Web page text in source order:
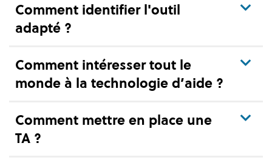
Comment identifier l'outil
adapté ?
Comment intéresser tout le
monde à la technologie d’aide ?
Comment mettre en place une
TA ?